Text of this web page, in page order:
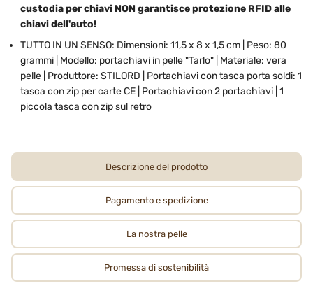
custodia per chiavi NON garantisce protezione RFID alle
chiavi dell'auto!
TUTTO IN UN SENSO: Dimensioni: 11,5 x 8 x 1,5 cm | Peso: 80
grammi | Modello: portachiavi in pelle "Tarlo" | Materiale: vera
pelle | Produttore: STILORD | Portachiavi con tasca porta soldi: 1
tasca con zip per carte CE | Portachiavi con 2 portachiavi | 1
piccola tasca con zip sul retro
Descrizione del prodotto
Pagamento e spedizione
La nostra pelle
Promessa di sostenibilità